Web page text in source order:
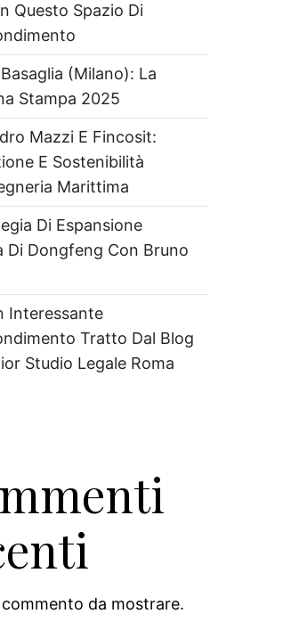
Questo Spazio Di
(Milano): La
Stampa 2025
Mazzi E Fincosit:
E Sostenibilità
Marittima
Di Espansione
Di Dongfeng Con Bruno
Interessante
Tratto Dal Blog
Studio Legale Roma
da mostrare.